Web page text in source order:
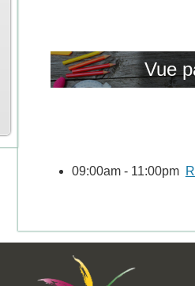
Vue
09:00am - 11:00pm